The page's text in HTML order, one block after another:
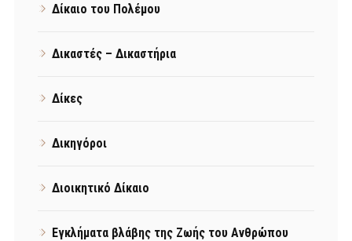
Δίκαιο του Πολέμου
Δικαστές – Δικαστήρια
Δίκες
Δικηγόροι
Διοικητικό Δίκαιο
Εγκλήματα βλάβης της Ζωής του Ανθρώπου